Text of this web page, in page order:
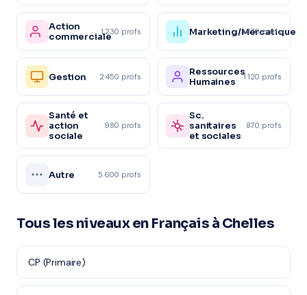
Action
commerciale1 230 profs Marketing/Mercatique
1 870 profs
Gestion 2 450 profs
Ressources
Humaines
1 120 profs
Santé et
action
sociale
980 profs
Sc.
sanitaires
et sociales
870 profs
Autre 5 600 profs
Tous les niveaux en Français à Chelles
CP (Primaire)